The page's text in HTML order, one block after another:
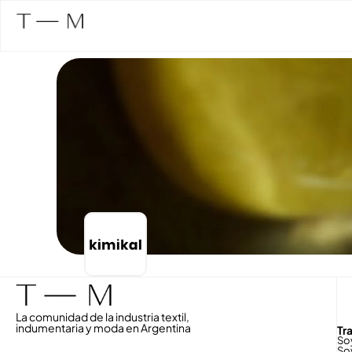
La comunidad de la industria textil,
indumentaria y moda en Argentina